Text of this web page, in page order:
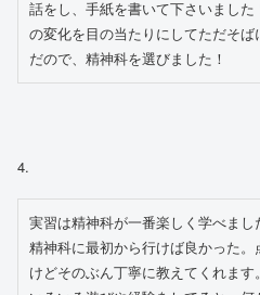
話をし、手紙を書いて下さいまし
の変化を目の当たりにしてただそ
だので、精神科を選びました！
4.
実習は精神科が一番楽しく学べまし
精神科に最初から行けば良かった
けどそのぶん丁寧に教えてくれます。